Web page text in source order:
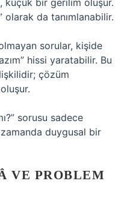
küçük bir gerilim oluşur.
olarak da tanımlanabilir.
sorular, kişide
hissi yaratabilir. Bu
çözüm
sorusu sadece
duygusal bir
VE PROBLEM